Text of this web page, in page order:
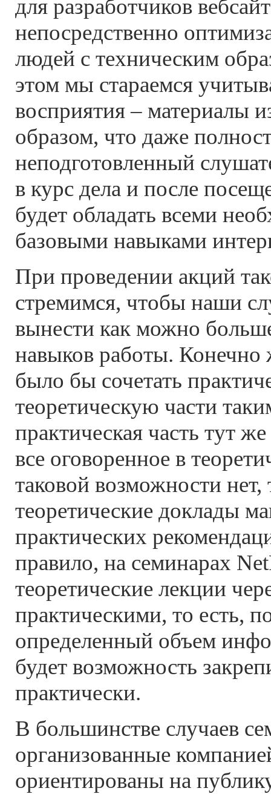
для разработчиков
непосредственно
людей с техническим
этом мы стараемся
восприятия – материалы
образом, что даже
неподготовленный
в курс дела и после
будет обладать всеми
базовыми навыками
При проведении акций
стремимся, чтобы наши
вынести как можно
навыков работы. Конечно
было бы сочетать
теоретическую части
практическая часть тут
все оговоренное в
таковой возможности нет,
теоретические доклады
практических
правило, на семинарах
теоретические лекции
практическими, то есть,
определенный объем
будет возможность
практически.
В большинстве случаев
организованные
ориентированы на